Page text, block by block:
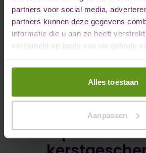
partners voor social media,
partners kunnen deze gegevens
informatie die u aan ze heeft
verzameld op basis van uw gebruik
Alles toestaan
Aanpassen